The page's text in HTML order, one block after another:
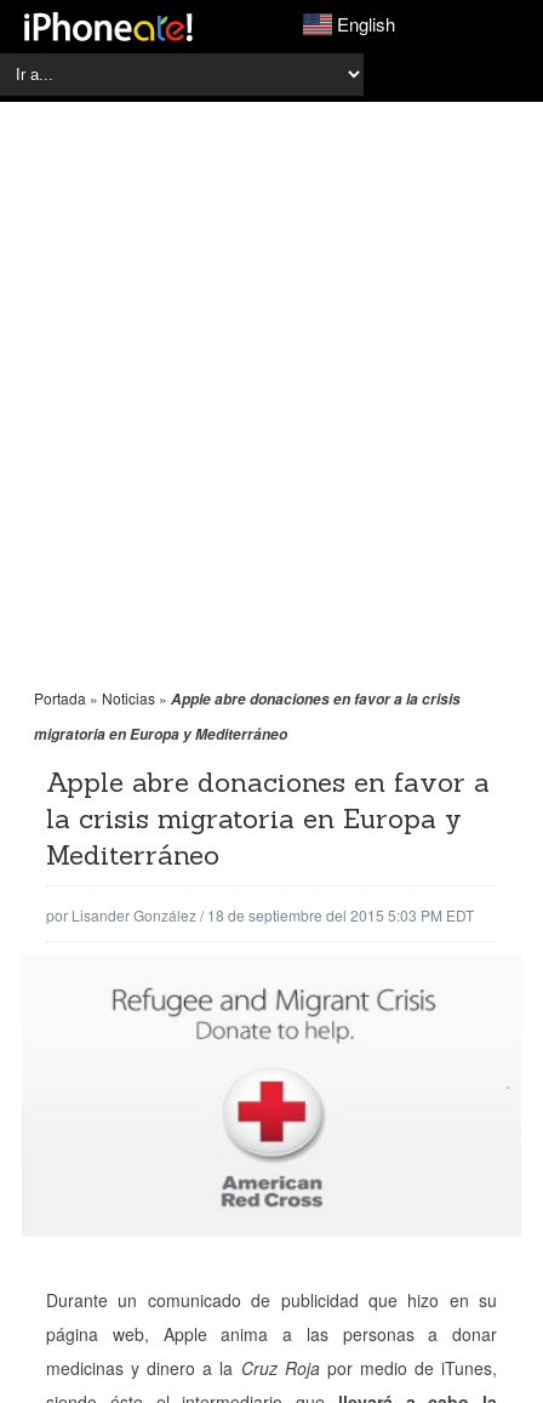
English
Portada » Noticias » Apple abre donaciones en favor a la crisis
migratoria en Europa y Mediterráneo
Apple abre donaciones en favor a
la crisis migratoria en Europa y
Mediterráneo
por Lisander González/18 de septiembre del 2015 5:03 PM EDT
Durante un comunicado de publicidad que hizo en su
página web, Apple anima a las personas a donar
medicinas y dinero a la Cruz Rojapor medio de iTunes,